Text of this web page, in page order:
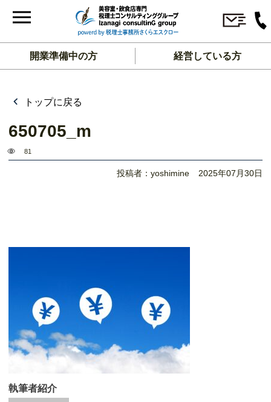
開業準備中の方 経営している方
トップに戻る
650705_m
81
投稿者：yoshimine 2025年07月30日
執筆者紹介